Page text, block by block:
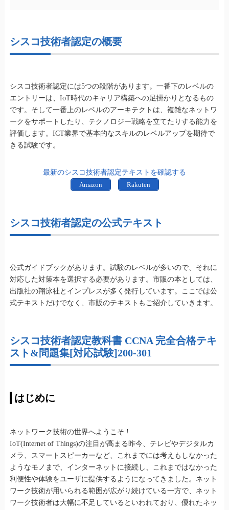
シスコ技術者認定の概要
シスコ技術者認定には5つの段階があります。一番下のレベルの
エントリーは、IoT時代のキャリア構築への足掛かりとなるもの
です。そして一番上のレベルのアーキテクトは、複雑なネットワ
ークをサポートしたり、テクノロジー戦略を立てたりする能力を
評価します。ICT業界で基本的なスキルのレベルアップを期待で
きる試験です。
最新のシスコ技術者認定テキストを確認する
Amazon
Rakuten
シスコ技術者認定の公式テキスト
公式ガイドブックがあります。試験のレベルが多いので、それに
対応した対策本を選択する必要があります。市販の本としては、
出版社の翔泳社とインプレスが多く発行しています。ここでは公
式テキストだけでなく、市販のテキストもご紹介していきます。
シスコ技術者認定教科書 CCNA 完全合格テキ
スト&問題集[対応試験]200-301
はじめに
ネットワーク技術の世界へようこそ !
IoT(Internet of Things)の注目が高まる昨今、テレビやデジタルカ
メラ、スマートスピーカーなど、これまでには考えもしなかった
ようなモノまで、インターネットに接続し、これまではなかった
利便性や体験をユーザに提供するようになってきました。ネット
ワーク技術が用いられる範囲が広がり続けている一方で、ネット
ワーク技術者は大幅に不足しているといわれており、優れたネッ